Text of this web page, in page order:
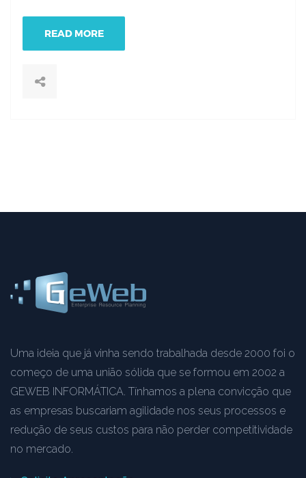
READ MORE
Uma ideia que já vinha sendo trabalhada desde 2000 foi o
começo de uma união sólida que se formou em 2002 a
GEWEB INFORMÁTICA. Tínhamos a plena convicção que
as empresas buscariam agilidade nos seus processos e
redução de seus custos para não perder competitividade
no mercado.